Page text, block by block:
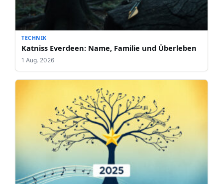
TECHNIK
Katniss Everdeen: Name, Familie und Überleben
1 Aug. 2026